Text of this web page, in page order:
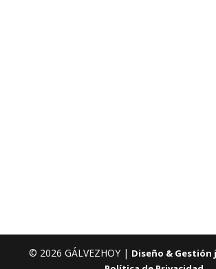
© 2026 GÁLVEZHOY | Diseño & Gestión